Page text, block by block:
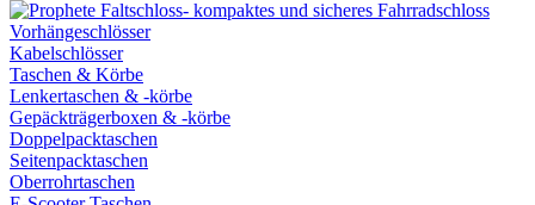
Vorhängeschlösser
Kabelschlösser
Taschen & Körbe
Lenkertaschen & -körbe
Gepäckträgerboxen & -körbe
Doppelpacktaschen
Seitenpacktaschen
Oberrohrtaschen